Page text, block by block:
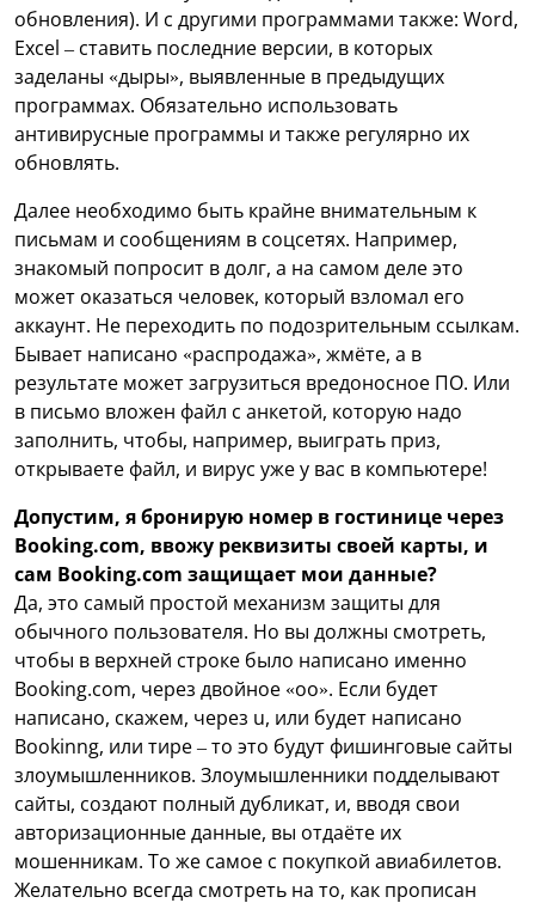
обновления). И с другими программами также: Word,
Excel – ставить последние версии, в которых
заделаны «дыры», выявленные в предыдущих
программах. Обязательно использовать
антивирусные программы и также регулярно их
обновлять.
Далее необходимо быть крайне внимательным к
письмам и сообщениям в соцсетях. Например,
знакомый попросит в долг, а на самом деле это
может оказаться человек, который взломал его
аккаунт. Не переходить по подозрительным ссылкам.
Бывает написано «распродажа», жмёте, а в
результате может загрузиться вредоносное ПО. Или
в письмо вложен файл с анкетой, которую надо
заполнить, чтобы, например, выиграть приз,
открываете файл, и вирус уже у вас в компьютере!
Допустим, я бронирую номер в гостинице через
Booking.com, ввожу реквизиты своей карты, и
сам Booking.com защищает мои данные?
Да, это самый простой механизм защиты для
обычного пользователя. Но вы должны смотреть,
чтобы в верхней строке было написано именно
Booking.com, через двойное «оo». Если будет
написано, скажем, через u, или будет написано
Bookinng, или тире – то это будут фишинговые сайты
злоумышленников. Злоумышленники подделывают
сайты, создают полный дубликат, и, вводя свои
авторизационные данные, вы отдаёте их
мошенникам. То же самое с покупкой авиабилетов.
Желательно всегда смотреть на то, как прописан